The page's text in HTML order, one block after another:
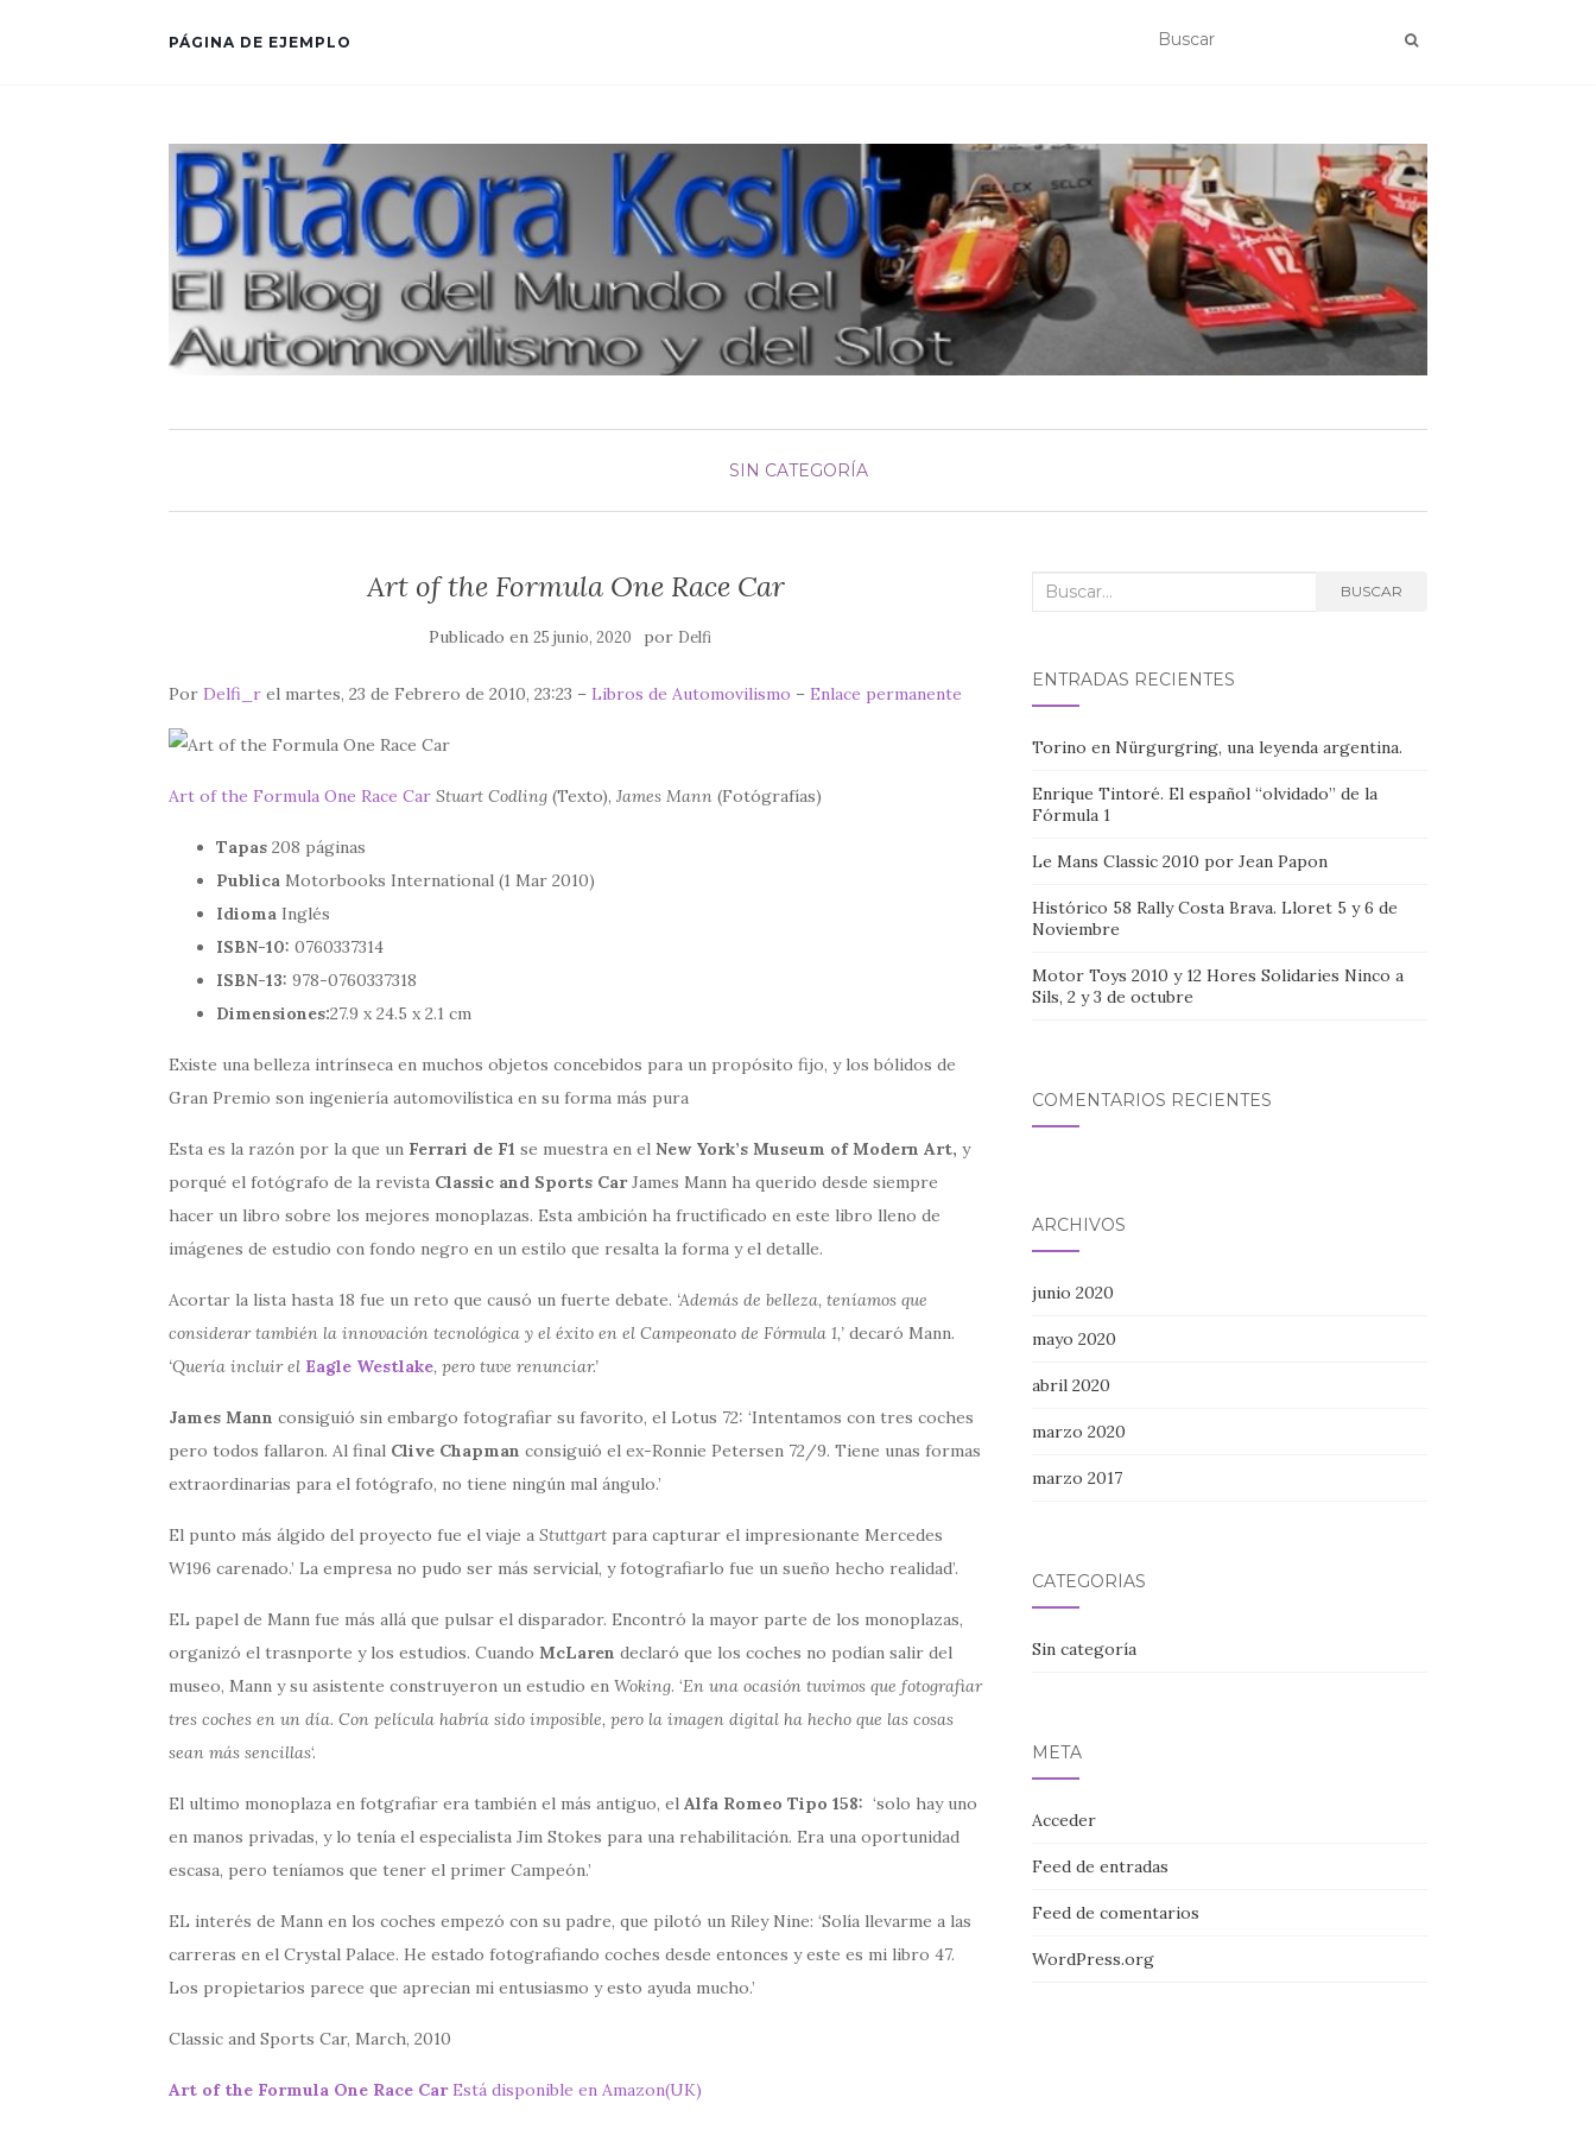
PÁGINA DE EJEMPLO
SIN CATEGORÍA
Art of the Formula One Race Car
Publicado en25 junio, 2020 por Delfi
Por Delfi_r el martes, 23 de Febrero de 2010, 23:23 – Libros de Automovilismo – Enlace permanente
Art of the Formula One Race Car Stuart Codling (Texto), James Mann (Fotógrafías)
Tapas 208 páginas
Publica Motorbooks International (1 Mar 2010)
Idioma Inglés
ISBN-10: 0760337314
ISBN-13: 978-0760337318
Dimensiones:27.9 x 24.5 x 2.1 cm
Existe una belleza intrínseca en muchos objetos concebidos para un propósito fijo, y los bólidos de
Gran Premio son ingeniería automovilística en su forma más pura
Esta es la razón por la que un Ferrari de F1 se muestra en el New York’s Museum of Modern Art, y
porqué el fotógrafo de la revista Classic and Sports CarJames Mann ha querido desde siempre
hacer un libro sobre los mejores monoplazas. Esta ambición ha fructificado en este libro lleno de
imágenes de estudio con fondo negro en un estilo que resalta la forma y el detalle.
Acortar la lista hasta 18 fue un reto que causó un fuerte debate. ‘Además de belleza, teníamos que
considerar también la innovación tecnológica y el éxito en el Campeonato de Fórmula 1,’ decaró Mann.
‘Quería incluir el Eagle Westlake, pero tuve renunciar.’
James Mann consiguió sin embargo fotografiar su favorito, el Lotus 72: ‘Intentamos con tres coches
pero todos fallaron. Al final Clive Chapman consiguió el ex-Ronnie Petersen 72/9. Tiene unas formas
extraordinarias para el fotógrafo, no tiene ningún mal ángulo.’
El punto más álgido del proyecto fue el viaje a Stuttgart para capturar el impresionante Mercedes
W196 carenado.’ La empresa no pudo ser más servicial, y fotografiarlo fue un sueño hecho realidad’.
EL papel de Mann fue más allá que pulsar el disparador. Encontró la mayor parte de los monoplazas,
organizó el trasnporte y los estudios. Cuando McLaren declaró que los coches no podían salir del
museo, Mann y su asistente construyeron un estudio en Woking. ‘En una ocasión tuvimos que fotografiar
tres coches en un día. Con película habría sido imposible, pero la imagen digital ha hecho que las cosas
sean más sencillas‘.
El ultimo monoplaza en fotgrafiar era también el más antiguo, el Alfa Romeo Tipo 158: ‘solo hay uno
en manos privadas, y lo tenía el especialista Jim Stokes para una rehabilitación. Era una oportunidad
escasa, pero teníamos que tener el primer Campeón.’
EL interés de Mann en los coches empezó con su padre, que pilotó un Riley Nine: ‘Solía llevarme a las
carreras en el Crystal Palace. He estado fotografiando coches desde entonces y este es mi libro 47.
Los propietarios parece que aprecian mi entusiasmo y esto ayuda mucho.’
Classic and Sports Car, March, 2010
Art of the Formula One Race CarEstá disponible en Amazon(UK)
Buscar: BUSCAR
ENTRADAS RECIENTES
Torino en Nürgurgring, una leyenda argentina.
Enrique Tintoré. El español “olvidado” de la
Fórmula 1
Le Mans Classic 2010 por Jean Papon
Histórico 58 Rally Costa Brava. Lloret 5 y 6 de
Noviembre
Motor Toys 2010 y 12 Hores Solidaries Ninco a
Sils, 2 y 3 de octubre
COMENTARIOS RECIENTES
ARCHIVOS
junio 2020
mayo 2020
abril 2020
marzo 2020
marzo 2017
CATEGORÍAS
Sin categoría
META
Acceder
Feed de entradas
Feed de comentarios
WordPress.org